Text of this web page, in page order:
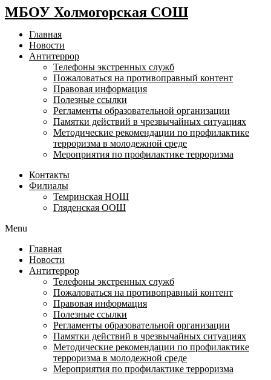
МБОУ Холмогорская СОШ
Главная
Новости
Антитеррор
Телефоны экстренных служб
Пожаловаться на противоправный контент
Правовая информация
Полезные ссылки
Регламенты образовательной организации
Памятки действий в чрезвычайных ситуациях
Методические рекомендации по профилактике
терроризма в молодежной среде
Мероприятия по профилактике терроризма
Контакты
Филиалы
Темринская НОШ
Гляденская ООШ
Menu
Главная
Новости
Антитеррор
Телефоны экстренных служб
Пожаловаться на противоправный контент
Правовая информация
Полезные ссылки
Регламенты образовательной организации
Памятки действий в чрезвычайных ситуациях
Методические рекомендации по профилактике
терроризма в молодежной среде
Мероприятия по профилактике терроризма